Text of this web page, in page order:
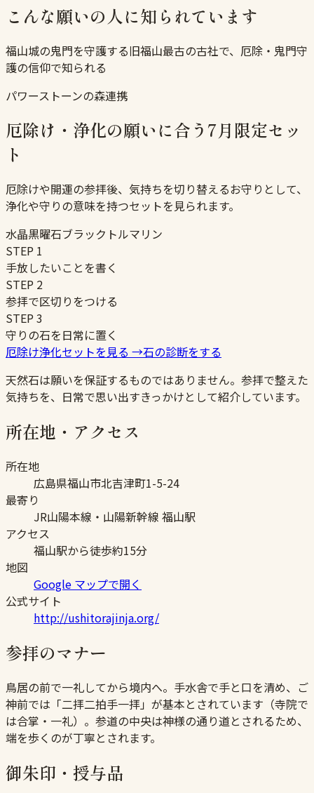
こんな願いの人に知られています
福山城の鬼門を守護する旧福山最古の古社で、厄除・鬼門守
護の信仰で知られる
パワーストーンの森連携
厄除け・浄化の願いに合う7月限定セッ
ト
厄除けや開運の参拝後、気持ちを切り替えるお守りとして、
浄化や守りの意味を持つセットを見られます。
水晶黒曜石ブラックトルマリン
STEP 1
手放したいことを書く
STEP 2
参拝で区切りをつける
STEP3
守りの石を日常に置く
厄除け浄化セットを見る →石の診断をする
天然石は願いを保証するものではありません。参拝で整えた
気持ちを、日常で思い出すきっかけとして紹介しています。
所在地・アクセス
所在地
広島県福山市北吉津町1-5-24
最寄り
JR山陽本線・山陽新幹線 福山駅
アクセス
福山駅から徒歩約15分
地図
Google マップで開く
公式サイト
http://ushitorajinja.org/
参拝のマナー
鳥居の前で一礼してから境内へ。手水舎で手と口を清め、ご
神前では「二拝二拍手一拝」が基本とされています（寺院で
は合掌・一礼）。参道の中央は神様の通り道とされるため、
端を歩くのが丁寧とされます。
御朱印・授与品